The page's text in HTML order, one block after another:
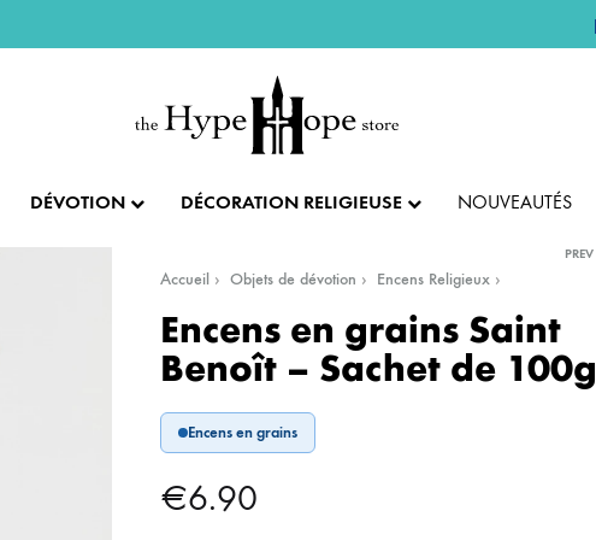
COLLECTION IMPÉRIALE
AUTRES BIJOUX
BAGUES
DÉVOTION
FÊTES ET LITURGIE
💝 SAINT VALENTIN
✝️ PÂQUES ET SEMAINE SAINTE
SACREMENTS
CADEAU DE BAPTÊME
DÉCORATION RELIGIEUSE NOUVEAUTÉS
Accueil Objets de dévotion Encens Religieux
PREV
Encens en grains Saint
Benoît – Sachet de 100g
Encens en grains
€6.90